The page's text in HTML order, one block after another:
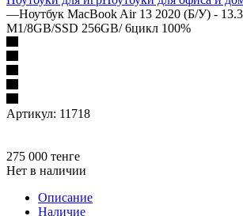
—Ноутбук MacBook Air 13 2020 (Б/У) -
M1/8GB/SSD 256GB/ 6цикл 100%
Артикул: 11718
275 000 тенге
Нет в наличии
Описание
Наличие